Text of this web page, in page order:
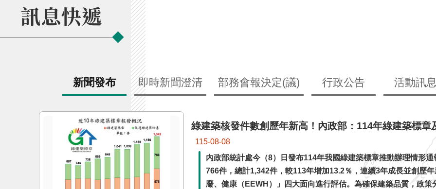
訊息快遞
新聞發布 即時新聞澄清 部務會報決定(議) 行政公告 活動訊
綠建築核發件數創歷年新高！內政部：114年綠建築標章
115-08-08
內政部統計處今（8）日發布114年我國綠建築標章推動辦理情形
766件，總計1,342件，較113年增加13.2％，連續3年成長並創歷
廢、健康（EEWH）」四大面向進行評估。為確保建築品質，政